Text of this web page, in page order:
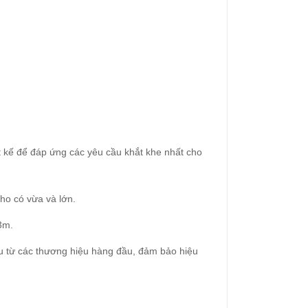
để đáp ứng các yêu cầu khắt khe nhất cho
có vừa và lớn.
từ các thương hiệu hàng đầu, đảm bảo hiệu